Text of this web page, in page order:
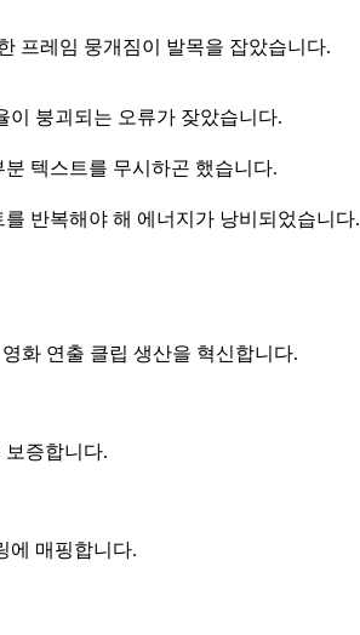
프레임 뭉개짐이 발목을 잡았습니다.
이 붕괴되는 오류가 잦았습니다.
텍스트를 무시하곤 했습니다.
반복해야 해 에너지가 낭비되었습니다.
화 연출 클립 생산을 혁신합니다.
보증합니다.
에 매핑합니다.